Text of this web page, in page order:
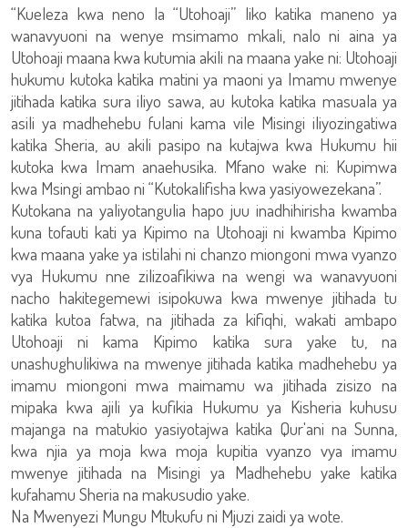
“Kueleza kwa neno la “Utohoaji” liko katika maneno ya
wanavyuoni na wenye msimamo mkali, nalo ni aina ya
Utohoaji maana kwa kutumia akili na maana yake ni: Utohoaji
hukumu kutoka katika matini ya maoni ya Imamu mwenye
jitihada katika sura iliyo sawa, au kutoka katika masuala ya
asili ya madhehebu fulani kama vile Misingi iliyozingatiwa
katika Sheria, au akili pasipo na kutajwa kwa Hukumu hii
kutoka kwa Imam anaehusika. Mfano wake ni: Kupimwa
kwa Msingi ambao ni “Kutokalifisha kwa yasiyowezekana”.
Kutokana na yaliyotangulia hapo juu inadhihirisha kwamba
kuna tofauti kati ya Kipimo na Utohoaji ni kwamba Kipimo
kwa maana yake ya istilahi ni chanzo miongoni mwa vyanzo
vya Hukumu nne zilizoafikiwa na wengi wa wanavyuoni
nacho hakitegemewi isipokuwa kwa mwenye jitihada tu
katika kutoa fatwa, na jitihada za kifiqhi, wakati ambapo
Utohoaji ni kama Kipimo katika sura yake tu, na
unashughulikiwa na mwenye jitihada katika madhehebu ya
imamu miongoni mwa maimamu wa jitihada zisizo na
mipaka kwa ajili ya kufikia Hukumu ya Kisheria kuhusu
majanga na matukio yasiyotajwa katika Qur'ani na Sunna,
kwa njia ya moja kwa moja kupitia vyanzo vya imamu
mwenye jitihada na Misingi ya Madhehebu yake katika
kufahamu Sheria na makusudio yake.
Na Mwenyezi Mungu Mtukufu ni Mjuzi zaidi ya wote.